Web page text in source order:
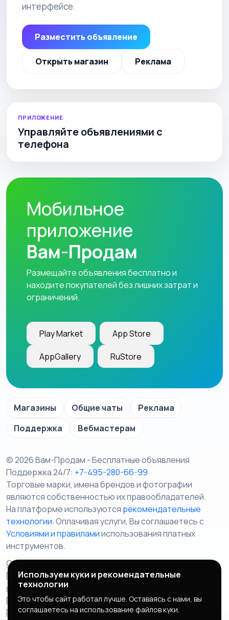
интерфейсе.
Разместить объявление
Открыть магазин Реклама
ПРИЛОЖЕНИЕ
Управляйте объявлениями с
телефона
Мобильное
приложение
Вам-Продам
Размещайте объявления бесплатно и
находите покупателей без лишних затрат и
ограничений.
Play Market App Store
AppGallery RuStore
Магазины Общие чаты
Реклама
Поддержка
Вебмастерам
© 2026 Вам-Продам - Бесплатные объявления
Поддержка 24/7: +7-495-280-66-99
Торговые марки, имена брендов и фотографии
являются собственностью их правообладателей.
На платформе используются рекомендательные
технологии. Оплачивая услуги, Вы соглашаетесь c
Условиями и правиламииспользования платных
инструментов.
Отказ от ответственности
Правила сервиса
Политика конфиденциальности
Пользовательское
соглашение
Запрещенные товары/услуги
Правообладателям
Партнерская программа
Политика cookie
Используем куки и рекомендательные
технологии
Это чтобы сайт работал лучше. Оставаясь с нами, вы
соглашаетесь на использование файлов куки.